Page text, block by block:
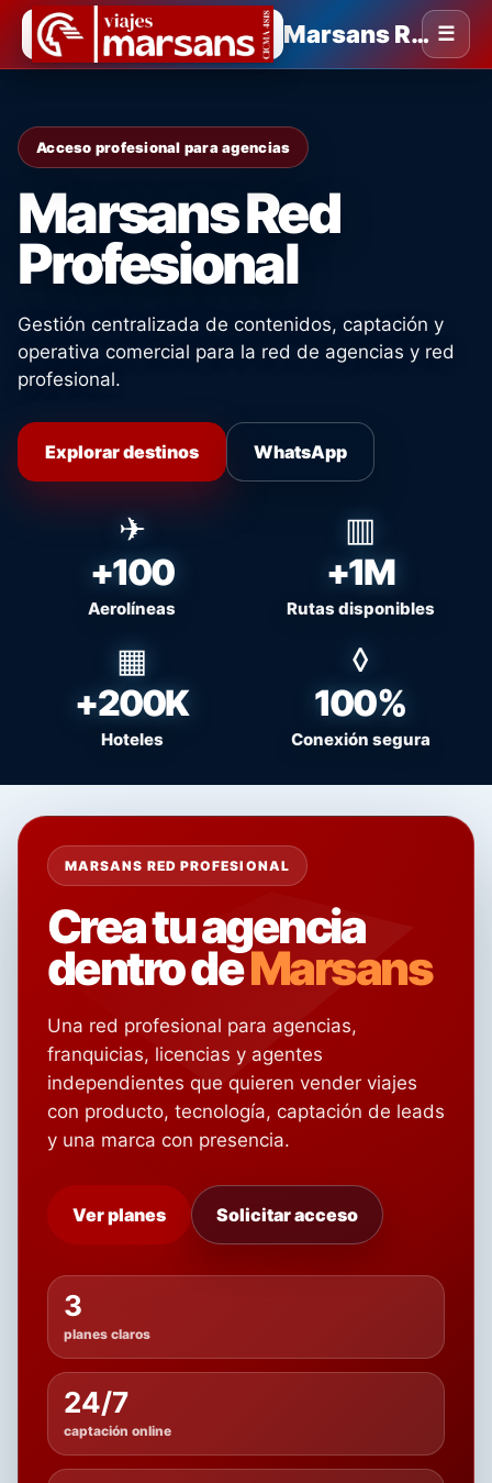
Marsans Red Profesional ☰
Acceso profesional para agencias
Marsans Red
Profesional
Gestión centralizada de contenidos, captación y
operativa comercial para la red de agencias y red
profesional.
Explorar destinos WhatsApp
+100
Aerolíneas
+1M
Rutas disponibles
+200K
Hoteles
100%
Conexión segura
MARSANS RED PROFESIONAL
Crea tu agencia
dentro deMarsans
Una red profesional para agencias,
franquicias, licencias y agentes
independientes que quieren vender viajes
con producto, tecnología, captación de leads
y una marca con presencia.
Ver planes Solicitar acceso
3
planes claros
24/7
captación online